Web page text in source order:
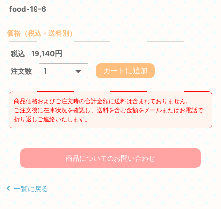
food-19-6
価格（税込・送料別）
税込 19,140円
注文数 カートに追加
商品価格およびご注文時の合計金額に送料は含まれておりません。
ご注文後に在庫状況を確認し、送料を含む金額をメールまたはお電話で
折り返しご連絡いたします。
商品についてのお問い合わせ
一覧に戻る